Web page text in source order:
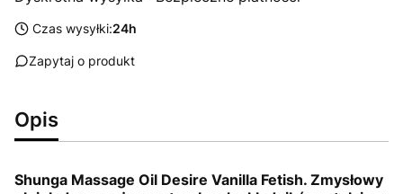
Czas wysyłki:24h
Zapytaj o produkt
Opis
Shunga Massage Oil Desire Vanilla Fetish. Zmysłowy